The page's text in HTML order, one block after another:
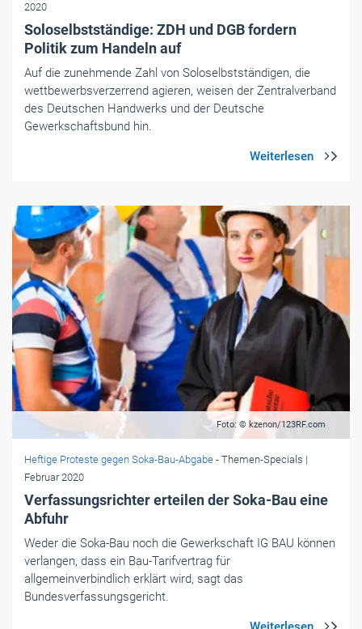
2020
Soloselbstständige: ZDH und DGB fordern
Politik zum Handeln auf
Auf die zunehmende Zahl von Soloselbstständigen, die
wettbewerbsverzerrend agieren, weisen der Zentralverband
des Deutschen Handwerks und der Deutsche
Gewerkschaftsbund hin.
Foto: © kzenon/123RF.com
Heftige Proteste gegen Soka-Bau-Abgabe - Themen-Specials |
Februar 2020
Verfassungsrichter erteilen der Soka-Bau eine
Abfuhr
Weder die Soka-Bau noch die Gewerkschaft IG BAU können
verlangen, dass ein Bau-Tarifvertrag für
allgemeinverbindlich erklärt wird, sagt das
Bundesverfassungsgericht.